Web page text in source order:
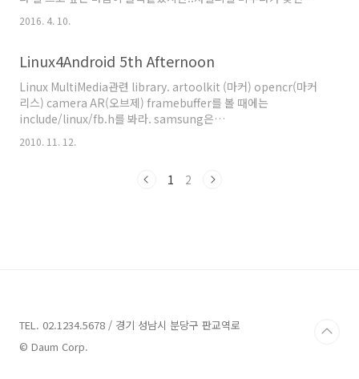
눅스 기준으로 설명했기 때문에 리눅스를 알아가
하게 바꿔놓은 느낌이다. 표지에도 필요..
해본다. 더 필요한 내용이 있을지 모르지만, 최소한 아래의 내용은
내용만 다 알고 제대로 사용해도 리눅스상에서 독자적으로 편집 및
활용이 가능할 것이라고 의심치 않는다. 강제로 저장 및 종료:wq!
모드 전환a 추가하는 모드로써 한칸 뒤로 이동하여 입력커서가 깜
박인다.A 현재 행의 맨 끝으로 이동 후 입력모드로 전환된다.i 현재
커서에서 입력모드로 전환된다.I 현재 행의 맨..
2016. 4. 10.
Linux4Android 5th Afternoon
Linux MultiMedia관련 library. artoolkit (마커) opencr(마커
리스) camera AR(오브제) framebuffer를 볼 때에는
include/linux/fb.h를 봐라. samsung은
s5pc1xx/ 아래에 dev-fb.c를 참고. ffmpeg이나 혹은 mplay를
(http://buildroot.uclibc.org) linphone을 arm으로 포팅할
2010. 11. 12.
1 2
TEL. 02.1234.5678 / 경기 성남시 분당구 판교역로
© Daum Corp.